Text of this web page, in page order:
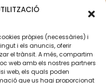
pròpies (necessàries) i
i els anuncis, oferir
el trànsit. A més, compartim
web amb els nostres partners
web, els quals poden
que us hagi proporcionat